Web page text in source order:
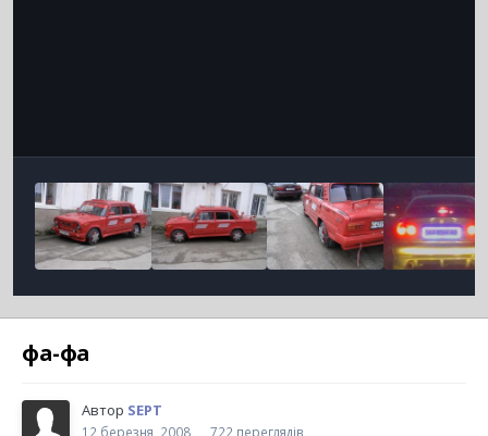
фа-фа
Автор SEPT
12 березня, 2008
722 переглядів